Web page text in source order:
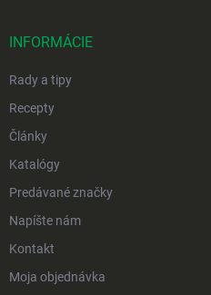
INFORMÁCIE
Rady a tipy
Recepty
Články
Katalógy
Predávané značky
Napíšte nám
Kontakt
Moja objednávka